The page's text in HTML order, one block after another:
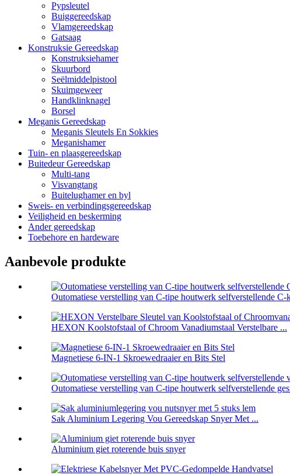
Pypsleutel
Buiggereedskap
Vlamgereedskap
Gatsaag
Konstruksie Gereedskap
Konstruksiehamer
Skuurbord
Seëlmiddelpistool
Skuimgeweer
Handklinknagel
Borsel
Meganis Gereedskap
Meganis Sleutels En Sokkies
Meganishamer
Tuin- en plaasgereedskap
Buitedeur Gereedskap
Multi-tang
Visvangtang
Buitelughamer en byl
Sweis- en verbindingsgereedskap
Veiligheid en beskerming
Ander gereedskap
Toebehore en hardeware
Aanbevole produkte
Outomatiese verstelling van C-tipe houtwerk selfverstellende C-
HEXON Koolstofstaal of Chroom Vanadiumstaal Verstelbare ...
Magnetiese 6-IN-1 Skroewedraaier en Bits Stel
Outomatiese verstelling van C-tipe houtwerk selfverstellende
Sak Aluminium Legering Vou Gereedskap Snyer Met ...
Aluminium giet roterende buis snyer